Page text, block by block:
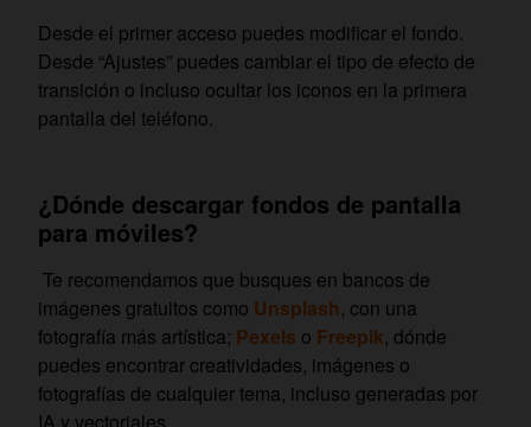
Desde el primer acceso puedes modificar el fondo.
Desde “Ajustes” puedes cambiar el tipo de efecto de
transición o incluso ocultar los iconos en la primera
pantalla del teléfono.
¿Dónde descargar fondos de pantalla
para móviles?
Te recomendamos que busques en bancos de
imágenes gratuitos como Unsplash, con una
fotografía más artística; Pexels o Freepik, dónde
puedes encontrar creatividades, imágenes o
fotografías de cualquier tema, incluso generadas por
IA y vectoriales.